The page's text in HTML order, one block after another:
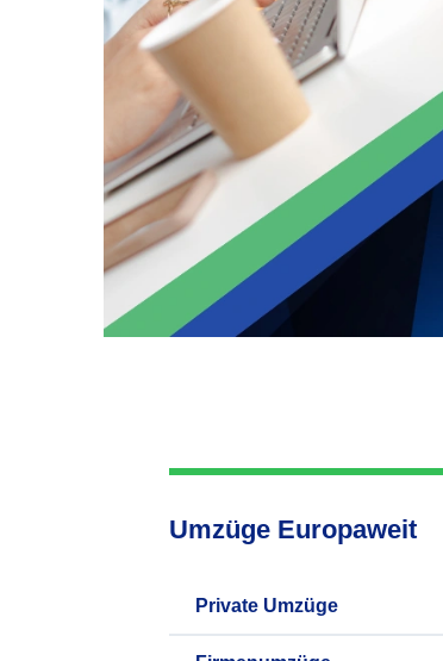
Umzüge Europaweit
Private Umzüge